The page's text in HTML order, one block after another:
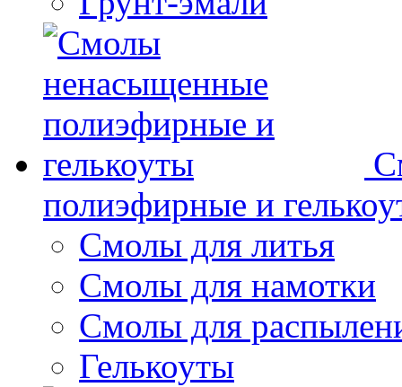
полиэфирные и
Смолы для литья
Смолы для намотки
Смолы для
Гелькоуты